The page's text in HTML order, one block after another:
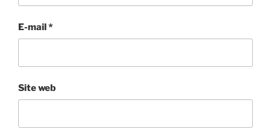
E-mail*
Site web